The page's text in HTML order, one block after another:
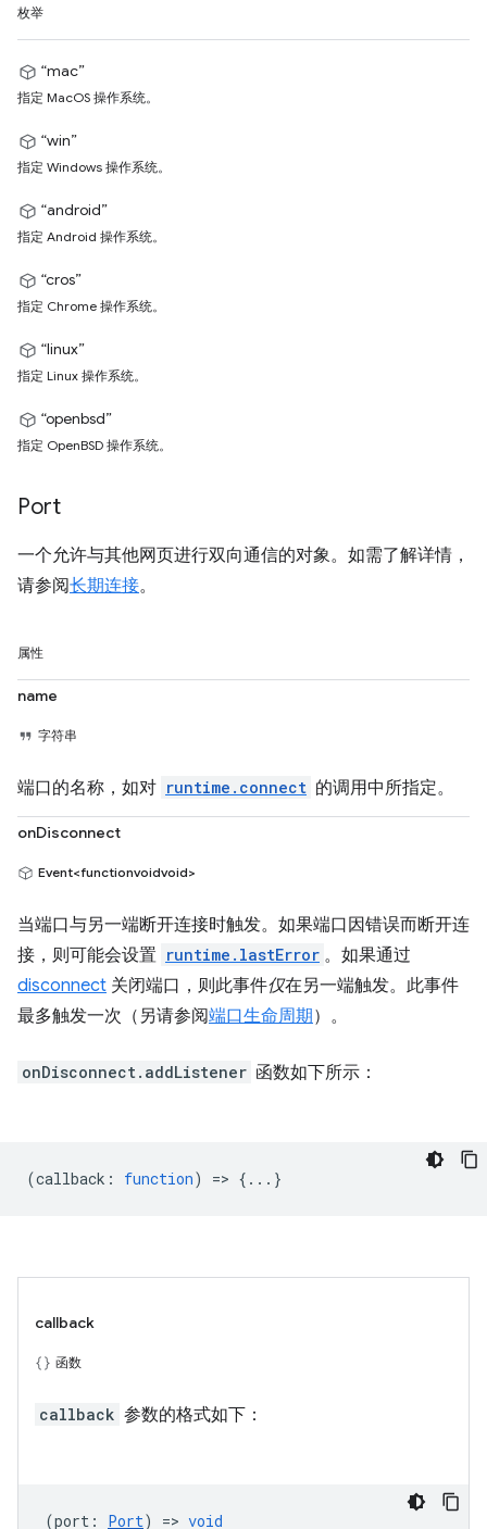
枚举
“mac”
指定 MacOS 操作系统。
“win”
指定 Windows 操作系统。
“android”
指定 Android 操作系统。
“cros”
指定 Chrome 操作系统。
“linux”
指定 Linux 操作系统。
“openbsd”
指定 OpenBSD 操作系统。
Port
一个允许与其他网页进行双向通信的对象。如需了解详情，
请参阅长期连接。
属性
name
字符串
端口的名称，如对 runtime.connect 的调用中所指定。
onDisconnect
Event<functionvoidvoid>
当端口与另一端断开连接时触发。如果端口因错误而断开连
接，则可能会设置 runtime.lastError 。如果通过
disconnect 关闭端口，则此事件仅在另一端触发。此事件
最多触发一次（另请参阅端口生命周期 ）。
onDisconnect.addListener 函数如下所示：
(callback : function) => {...}
callback
函数
callback 参数的格式如下：
(port : Port) => void